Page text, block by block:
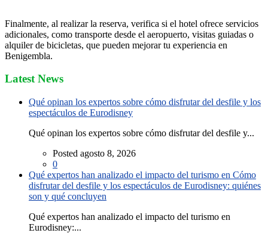
Finalmente, al realizar la reserva, verifica si el hotel ofrece servicios
adicionales, como transporte desde el aeropuerto, visitas guiadas o
alquiler de bicicletas, que pueden mejorar tu experiencia en
Benigembla.
Latest News
Qué opinan los expertos sobre cómo disfrutar del desfile y los
espectáculos de Eurodisney
Qué opinan los expertos sobre cómo disfrutar del desfile y...
Posted agosto 8, 2026
0
Qué expertos han analizado el impacto del turismo en Cómo
disfrutar del desfile y los espectáculos de Eurodisney: quiénes
son y qué concluyen
Qué expertos han analizado el impacto del turismo en
Eurodisney:...